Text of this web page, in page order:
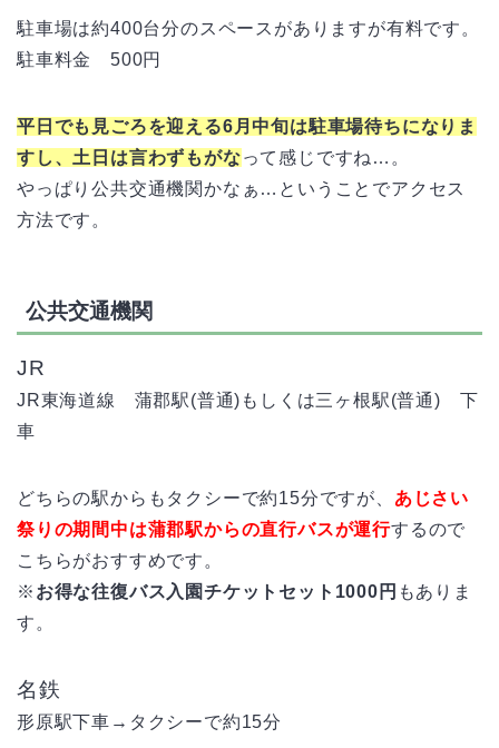
駐車場は約400台分のスペースがありますが有料です。
駐車料金 500円
平日でも見ごろを迎える6月中旬は駐車場待ちになりま
すし、土日は言わずもがなって感じですね…。
やっぱり公共交通機関かなぁ…ということでアクセス
方法です。
公共交通機関
JR
JR東海道線 蒲郡駅(普通)もしくは三ヶ根駅(普通) 下
車
どちらの駅からもタクシーで約15分ですが、 あじさい
祭りの期間中は蒲郡駅からの直行バスが運行するので
こちらがおすすめです。
※ お得な往復バス入園チケットセット1000円 もありま
す。
名鉄
形原駅下車→タクシーで約15分